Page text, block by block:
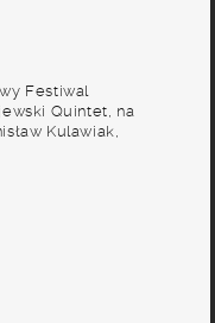
Festiwal
Quintet, na
Kulawiak,